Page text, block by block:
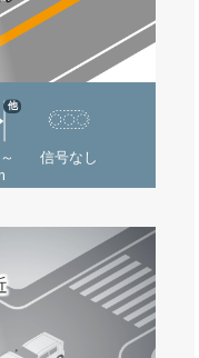
他
信号なし